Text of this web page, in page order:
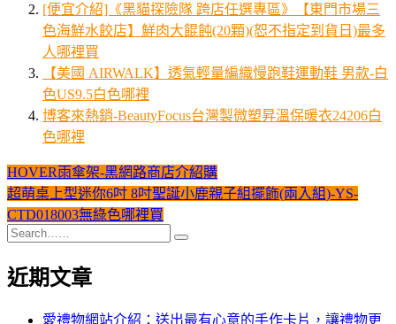
[便宜介紹]《黑貓探險隊 跨店任選專區》【東門市場三
色海鮮水餃店】鮮肉大餛飩(20顆)(恕不指定到貨日)最多
人哪裡買
【美國 AIRWALK】透氣輕量編織慢跑鞋運動鞋 男款-白
色US9.5白色哪裡
博客來熱銷-BeautyFocus台灣製微塑昇溫保暖衣24206白
色哪裡
文
章
導
覽
HOVER雨傘架-黑網路商店介紹購
超萌桌上型迷你6吋 8吋聖誕小鹿親子組擺飾(兩入組)-YS-
CTD018003無綠色哪裡買
近期文章
愛禮物網站介紹：送出最有心意的手作卡片，讓禮物更